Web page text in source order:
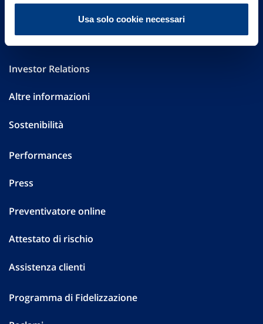
Usa solo cookie necessari
Investor Relations
Altre informazioni
Sostenibilità
Performances
Press
Preventivatore online
Attestato di rischio
Assistenza clienti
Programma di Fidelizzazione